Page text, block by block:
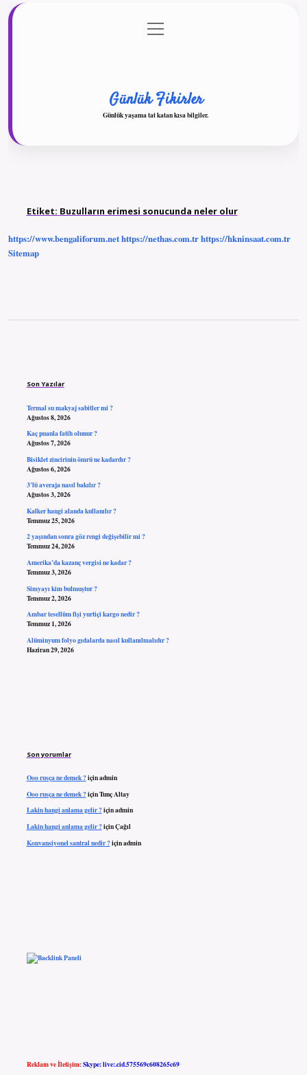
Gizlilik Politikası
menüyü
aç
Günlük Fikirler
Günlük yaşama tat katan kısa bilgiler.
Etiket: Buzulların erimesi sonucunda neler olur
https://www.bengaliforum.nethttps://nethas.com.trhttps://hkninsaat.com.tr
Sitemap
Son Yazılar
Termal su makyaj sabitler mi ?
Ağustos 8, 2026
Kaç puanla fatih olunur ?
Ağustos 7, 2026
Bisiklet zincirinin ömrü ne kadardır ?
Ağustos 6, 2026
3’lü averaja nasıl bakılır ?
Ağustos 3, 2026
Kalker hangi alanda kullanılır ?
Temmuz 25, 2026
2 yaşından sonra göz rengi değişebilir mi ?
Temmuz 24, 2026
Amerika’da kazanç vergisi ne kadar ?
Temmuz 3, 2026
Simyayı kim bulmuştur ?
Temmuz 2, 2026
Ambar tesellüm fişi yurtiçi kargo nedir ?
Temmuz 1, 2026
Alüminyum folyo gıdalarda nasıl kullanılmalıdır ?
Haziran 29, 2026
Son yorumlar
Ooo rusça ne demek ?içinadmin
Ooo rusça ne demek ?içinTunç Altay
Lakin hangi anlama gelir ?içinadmin
Lakin hangi anlama gelir ?içinÇağıl
Konvansiyonel santral nedir ?içinadmin
Reklam ve İletişim:Skype: live:.cid.575569c608265c69